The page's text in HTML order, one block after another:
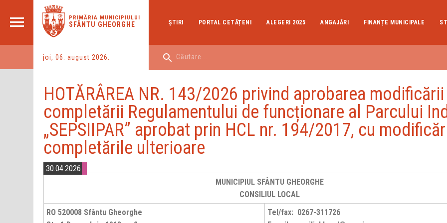
PRIMĂRIA MUNICIPIULUI
SFÂNTU GHEORGHE
joi, 06. august 2026.
ŞTIRI PORTAL CETĂȚENI ALEGERI 2025 ANGAJĂRI FINANȚE MUNICIPALE
HOTĂRÂREA NR. 143/2026 privind aprobarea
completării Regulamentului de funcționare al Parcului
„SEPSIIPAR” aprobat prin HCL nr. 194/2017, cu
completările ulterioare
30.04.2026
MUNICIPIUL SFÂNTU GHEORGHE
CONSILIUL LOCAL
RO 520008 Sfântu Gheorghe
Tel/fax: 0267-311726